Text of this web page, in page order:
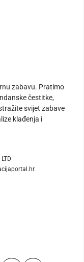
zabavu. Pratimo
čestitke,
svijet zabave
klađenja i